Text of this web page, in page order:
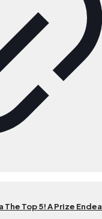
The Top 5! A Prize